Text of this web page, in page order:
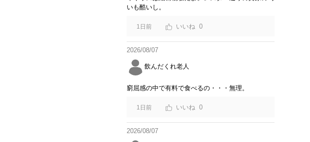
いも酷いし。
1日前 0
2026/08/07
飲んだくれ老人
窮屈感の中で有料で食べるの・・・無理。
1日前 0
2026/08/07